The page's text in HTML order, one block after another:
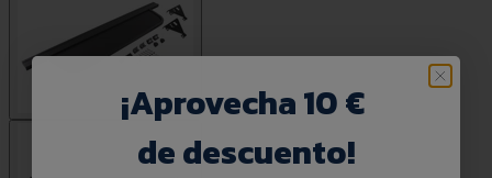
¡Aprovecha 10 €
de descuento!